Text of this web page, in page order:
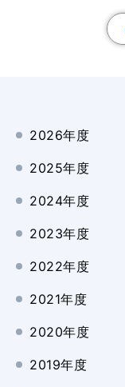
2026年度
2025年度
2024年度
2023年度
2022年度
2021年度
2020年度
2019年度